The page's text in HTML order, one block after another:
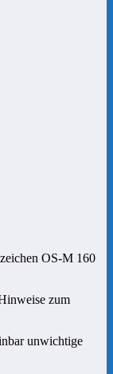
OS-M 160
zum
unwichtige